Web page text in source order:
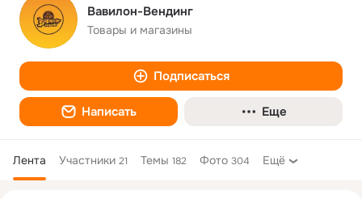
Вавилон-Вендинг
Товары и магазины
Подписаться
Написать Еще
Лента Участники 21 Темы 182 Фото 304 Ещё